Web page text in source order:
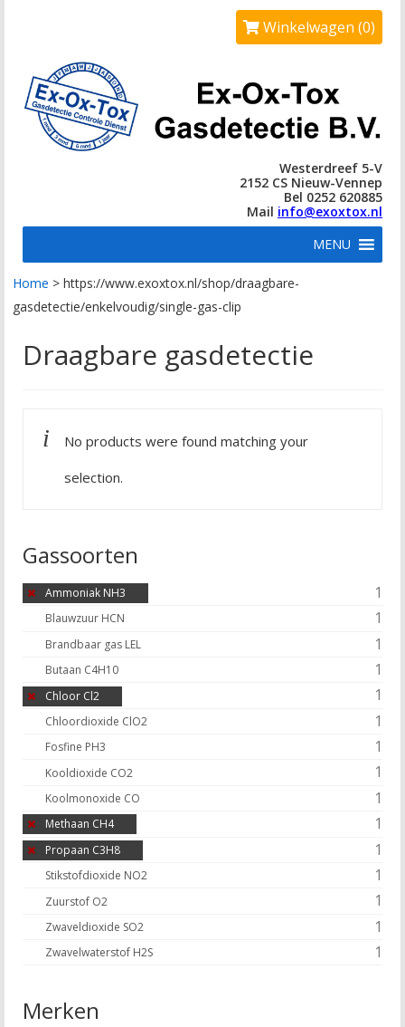
Winkelwagen (0)
Westerdreef 5-V
2152 CS Nieuw-Vennep
Bel 0252 620885
Mail info@exoxtox.nl
MENU
Home > https://www.exoxtox.nl/shop/draagbare-
gasdetectie/enkelvoudig/single-gas-clip
Draagbare gasdetectie
No products were found matching your
selection.
Gassoorten
Ammoniak NH3 1
Blauwzuur HCN 1
Brandbaar gas LEL 1
Butaan C4H10 1
Chloor Cl2 1
Chloordioxide ClO2 1
Fosfine PH3 1
Kooldioxide CO2 1
Koolmonoxide CO 1
Methaan CH4 1
Propaan C3H8 1
Stikstofdioxide NO2 1
Zuurstof O2 1
Zwaveldioxide SO2 1
Zwavelwaterstof H2S 1
Merken